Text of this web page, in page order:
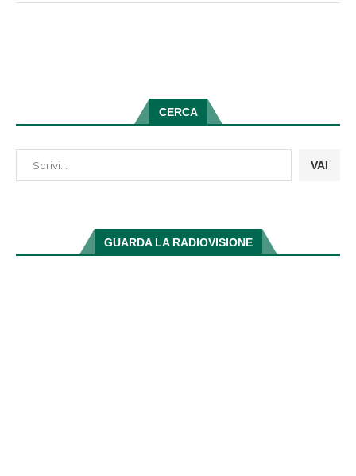
CERCA
VAI
GUARDA LA RADIOVISIONE